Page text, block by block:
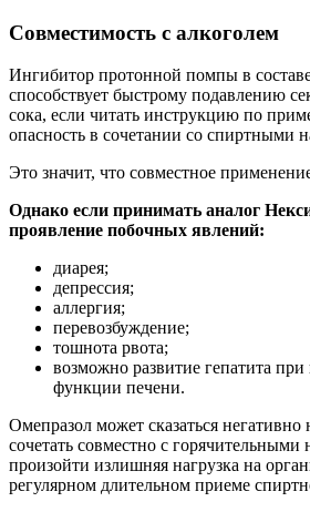
Совместимость с алкоголем
Ингибитор протонной помпы в
способствует быстрому подавлению
сока, если читать инструкцию по
опасность в сочетании со спиртными
Это значит, что совместное
Однако если принимать аналог
проявление побочных явлений:
диарея;
депрессия;
аллергия;
перевозбуждение;
тошнота рвота;
возможно развитие гепатита
функции печени.
Омепразол может сказаться
сочетать совместно с
произойти излишняя нагрузка на
регулярном длительном приеме